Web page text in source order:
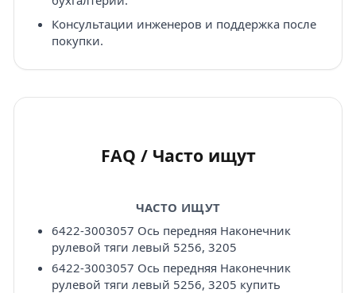
Консультации инженеров и поддержка после
покупки.
FAQ / Часто ищут
ЧАСТО ИЩУТ
6422-3003057 Ось передняя Наконечник
рулевой тяги левый 5256, 3205
6422-3003057 Ось передняя Наконечник
рулевой тяги левый 5256, 3205 купить